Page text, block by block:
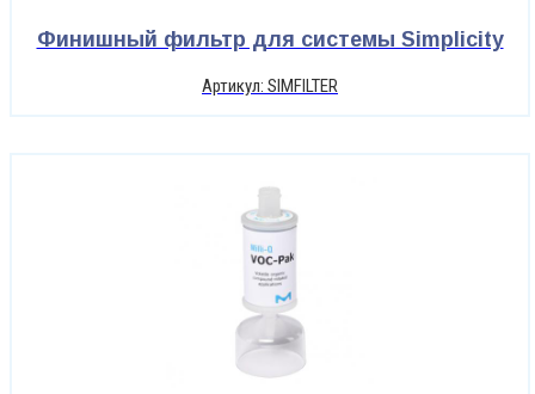
Финишный фильтр для системы Simplicity
Артикул: SIMFILTER